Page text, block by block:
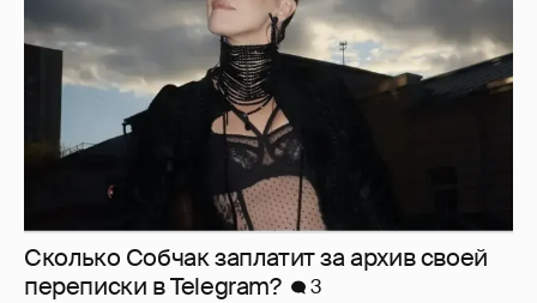
Сколько Собчак заплатит за архив своей
перeписки в Telegram?
3